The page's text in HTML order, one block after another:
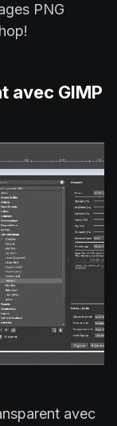
PNG
avec GIMP
avec